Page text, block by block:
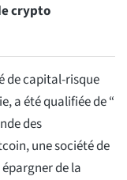
crypto
de capital-risque
a été qualifiée de “
des
une société de
de la